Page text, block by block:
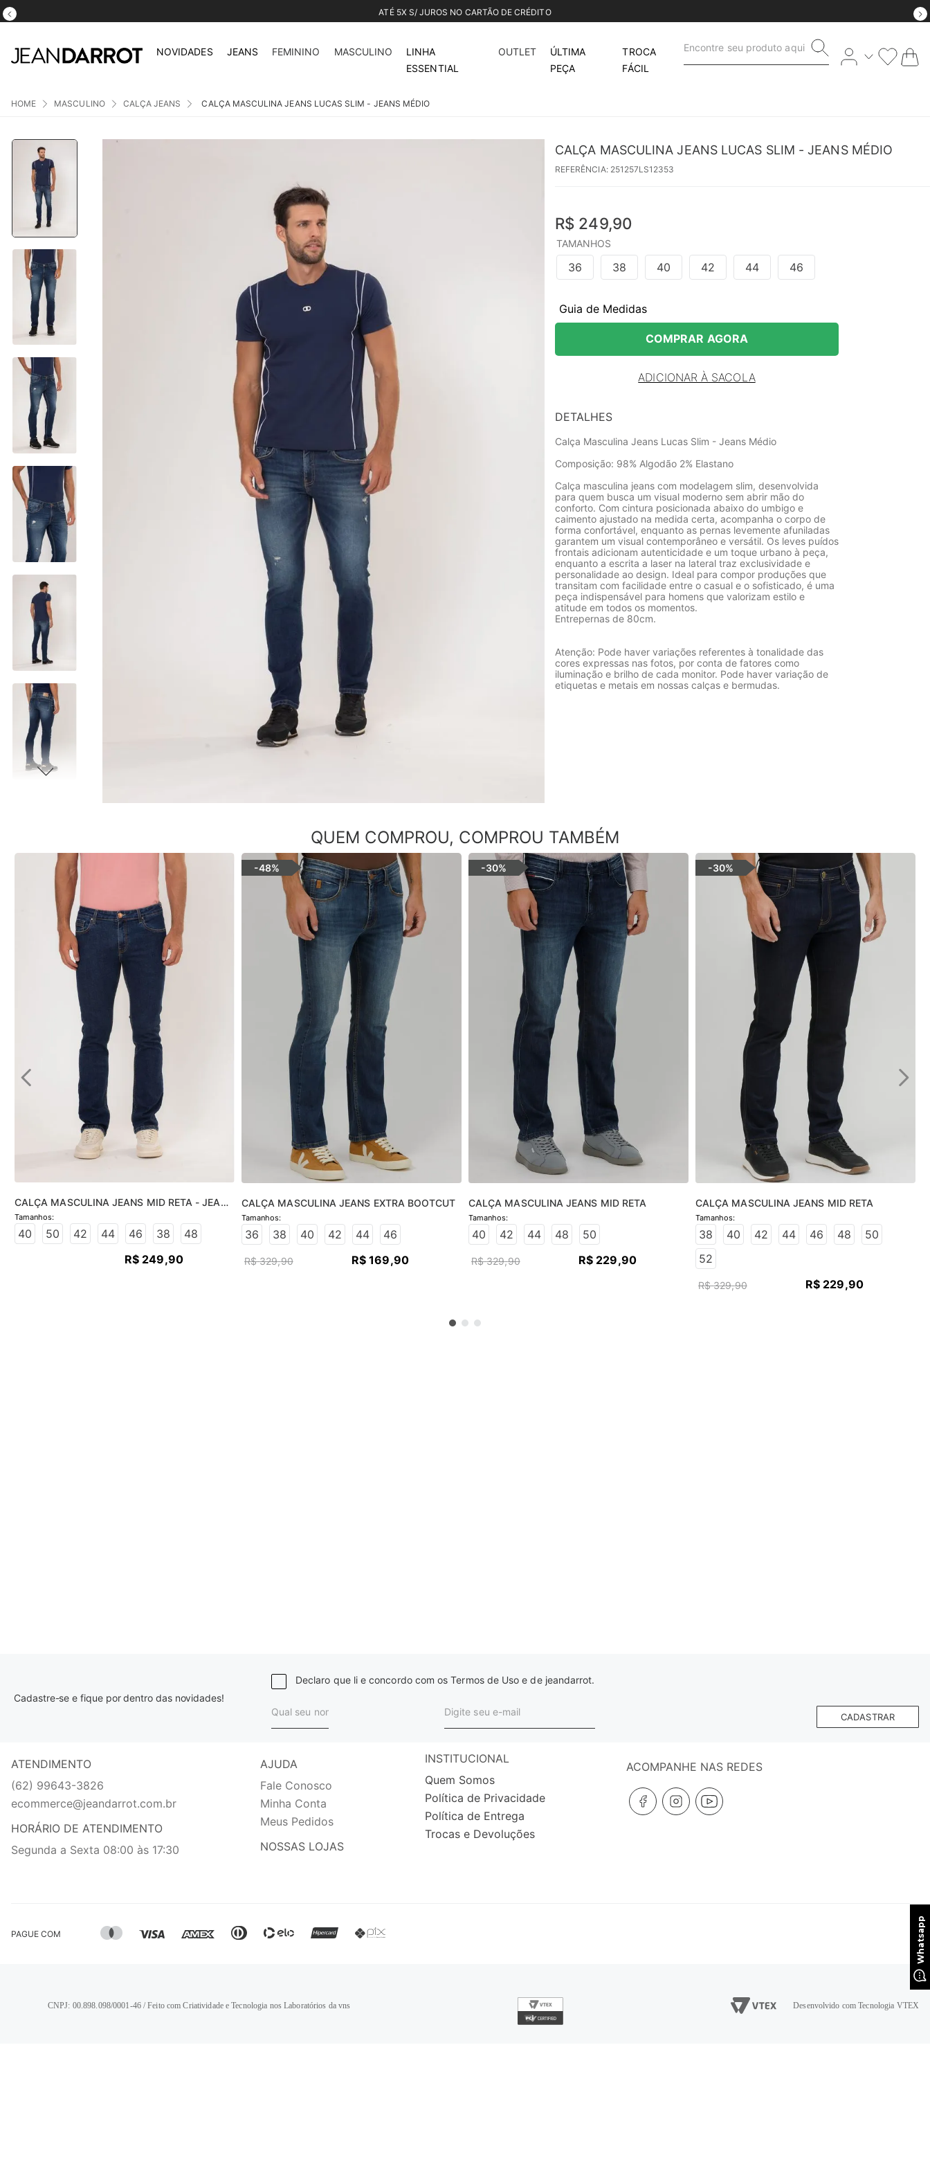
ATÉ 5X S/ JUROS NO CARTÃO DE CRÉDITO
NOVIDADES JEANS FEMININO MASCULINO
LINHA
ESSENTIAL
OUTLET
ÚLTIMA
PEÇA
TROCA
FÁCIL
Encontre seu produto aqui
MASCULINO CALÇA JEANS CALÇA MASCULINA JEANS LUCAS SLIM - JEANS MÉDIO
CALÇA MASCULINA JEANS LUCAS SLIM - JEANS MÉDIO
REFERÊNCIA: 251257LS12353
R$ 249,90
TAMANHOS
36 38 40 42 44 46
Guia de Medidas
COMPRAR AGORA
ADICIONAR À SACOLA
DETALHES
Calça Masculina Jeans Lucas Slim - Jeans Médio
Composição: 98% Algodão 2% Elastano
Calça masculina jeans com modelagem slim, desenvolvida
para quem busca um visual moderno sem abrir mão do
conforto. Com cintura posicionada abaixo do umbigo e
caimento ajustado na medida certa, acompanha o corpo de
forma confortável, enquanto as pernas levemente afuniladas
garantem um visual contemporâneo e versátil. Os leves puídos
frontais adicionam autenticidade e um toque urbano à peça,
enquanto a escrita a laser na lateral traz exclusividade e
personalidade ao design. Ideal para compor produções que
transitam com facilidade entre o casual e o sofisticado, é uma
peça indispensável para homens que valorizam estilo e
atitude em todos os momentos.
Entrepernas de 80cm.
Atenção: Pode haver variações referentes à tonalidade das
cores expressas nas fotos, por conta de fatores como
iluminação e brilho de cada monitor. Pode haver variação de
etiquetas e metais em nossas calças e bermudas.
QUEM COMPROU, COMPROU TAMBÉM
CALÇA MASCULINA JEANS MID RETA - JEANS
ESCURO
40 50 42 44 46 38
48
R$ 249,90
-48%
CALÇA MASCULINA JEANS EXTRA BOOTCUT
36 38 40 42 44 46
R$ 329,90 R$ 169,90
-30%
CALÇA MASCULINA JEANS MID RETA
40 42 44 48 50
R$ 329,90 R$ 229,90
-30%
CALÇA MASCULINA JEANS MID RETA
38 40 42 44 46 48
50
52
R$ 329,90 R$ 229,90
Cadastre-se e fique por dentro das novidades!
Declaro que li e concordo com os Termos de Uso e de jeandarrot.
CADASTRAR
ATENDIMENTO
(62) 99643-3826
ecommerce@jeandarrot.com.br
HORÁRIO DE ATENDIMENTO
Segunda a Sexta 08:00 às 17:30
AJUDA
Fale Conosco
Minha Conta
Meus Pedidos
NOSSAS LOJAS
INSTITUCIONAL
Quem Somos
Política de Privacidade
Política de Entrega
Trocas e Devoluções
ACOMPANHE NAS REDES
PAGUE COM
CNPJ: 00.898.098/0001-46 / Feito com Criatividade e Tecnologia nos Laboratórios da vns Desenvolvido com Tecnologia VTEX